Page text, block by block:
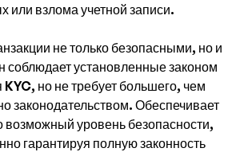
или взлома учетной записи.
не только безопасными, но и
установленные законом
но не требует большего, чем
законодательством. Обеспечивает
возможный уровень безопасности,
гарантируя полную законность